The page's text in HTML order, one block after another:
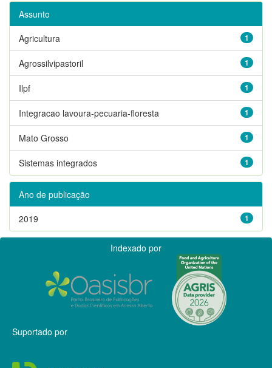
Assunto
1
Agricultura
1
Agrossilvipastoril
1
Ilpf
1
Integracao lavoura-pecuaria-floresta
1
Mato Grosso
1
Sistemas integrados
Ano de publicação
1
2019
Indexado por
Suportado por